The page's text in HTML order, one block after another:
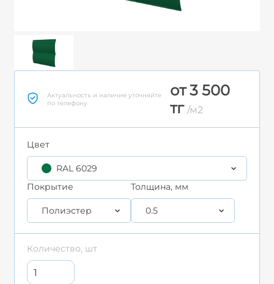
Актуальность и наличие уточняйте
по телефону
от 3 500
тг/м2
Цвет
RAL 6029
Покрытие
Полиэстер
Толщина, мм
0.5
Количество, шт